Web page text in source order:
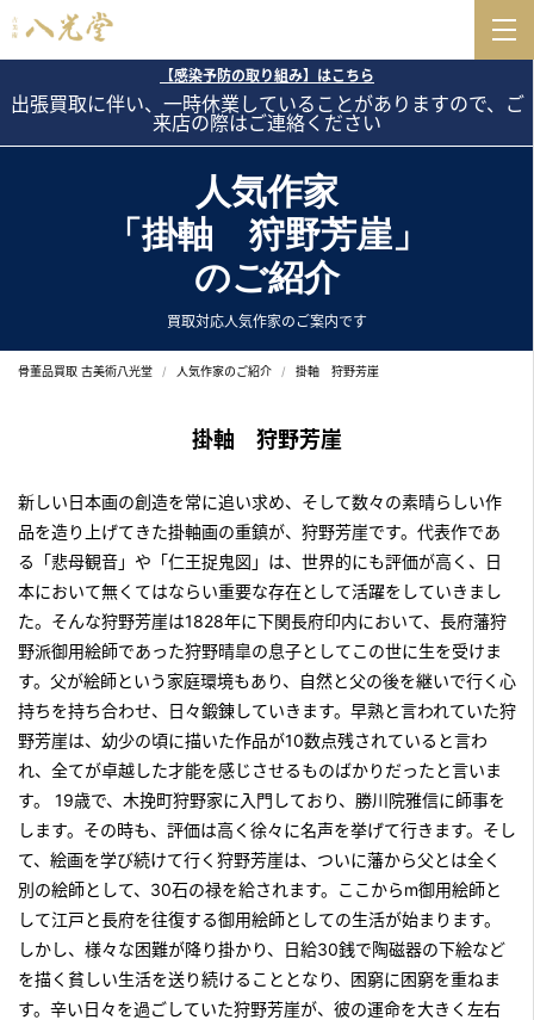
【感染予防の取り組み】はこちら
出張買取に伴い、一時休業していることがありますので、ご
来店の際はご連絡ください
人気作家
「掛軸 狩野芳崖」
のご紹介
買取対応人気作家のご案内です
骨董品買取 古美術八光堂 人気作家のご紹介 掛軸 狩野芳崖
掛軸 狩野芳崖
新しい日本画の創造を常に追い求め、そして数々の素晴らしい作
品を造り上げてきた掛軸画の重鎮が、狩野芳崖です。代表作であ
る「悲母観音」や「仁王捉鬼図」は、世界的にも評価が高く、日
本において無くてはならい重要な存在として活躍をしていきまし
た。そんな狩野芳崖は1828年に下関長府印内において、長府藩狩
野派御用絵師であった狩野晴皐の息子としてこの世に生を受けま
す。父が絵師という家庭環境もあり、自然と父の後を継いで行く心
持ちを持ち合わせ、日々鍛錬していきます。早熟と言われていた狩
野芳崖は、幼少の頃に描いた作品が10数点残されていると言わ
れ、全てが卓越した才能を感じさせるものばかりだったと言いま
す。 19歳で、木挽町狩野家に入門しており、勝川院雅信に師事を
します。その時も、評価は高く徐々に名声を挙げて行きます。そし
て、絵画を学び続けて行く狩野芳崖は、ついに藩から父とは全く
別の絵師として、30石の禄を給されます。ここからm御用絵師と
して江戸と長府を往復する御用絵師としての生活が始まります。
しかし、様々な困難が降り掛かり、日給30銭で陶磁器の下絵など
を描く貧しい生活を送り続けることとなり、困窮に困窮を重ねま
す。辛い日々を過ごしていた狩野芳崖が、彼の運命を大きく左右